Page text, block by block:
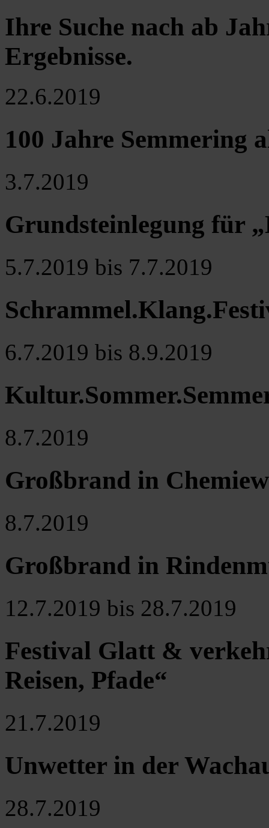
Ihre Suche nach ab
Ergebnisse.
22.6.2019
100 Jahre Semmering
3.7.2019
Grundsteinlegung für
5.7.2019 bis 7.7.2019
6.7.2019 bis 8.9.2019
8.7.2019
Großbrand in
8.7.2019
Großbrand in
12.7.2019 bis 28.7.2019
Festival Glatt &
Reisen, Pfade“
21.7.2019
Unwetter in der
28.7.2019